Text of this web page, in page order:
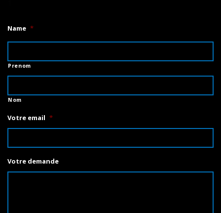
Name *
Prenom
Nom
Votre email *
Votre demande